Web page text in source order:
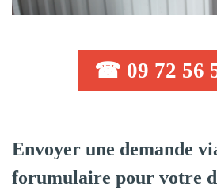
☎ 09 72 56
Envoyer une demande
forumulaire pour votre